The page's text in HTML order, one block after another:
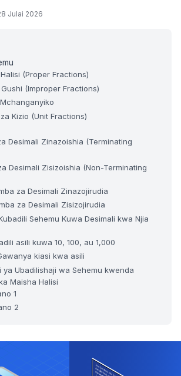
Julai 2026
(Proper Fractions)
(Improper Fractions)
Kizio (Unit Fractions)
Desimali Zinazoishia (Terminating
Desimali Zisizoishia (Non-Terminating
za Desimali Zinazojirudia
za Desimali Zisizojirudia
Sehemu Kuwa Desimali kwa Njia
asili kuwa 10, 100, au 1,000
kiasi kwa asili
ya Ubadilishaji wa Sehemu kwenda
Maisha Halisi
1
2